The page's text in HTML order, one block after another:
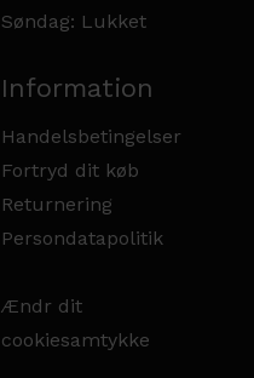
Søndag: Lukket
Information
Handelsbetingelser
Fortryd dit køb
Returnering
Persondatapolitik
Ændr dit
cookiesamtykke